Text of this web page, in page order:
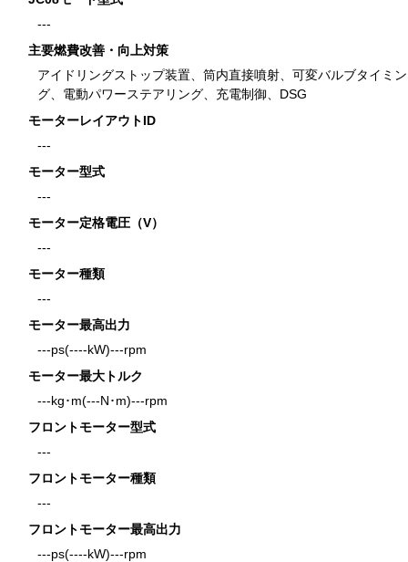
---
主要燃費改善・向上対策
アイドリングストップ装置、筒内直接噴射、可変バルブタイミン
グ、電動パワーステアリング、充電制御、DSG
モーターレイアウトID
---
モーター型式
---
モーター定格電圧（V）
---
モーター種類
---
モーター最高出力
---ps(----kW)---rpm
モーター最大トルク
---kg･m(---N･m)---rpm
フロントモーター型式
---
フロントモーター種類
---
フロントモーター最高出力
---ps(----kW)---rpm